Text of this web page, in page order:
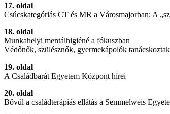
17. oldal
Csúcskategóriás CT és MR a Városmajorban; A
18. oldal
Munkahelyi mentálhigiéné a fókuszban
Védőnők, szülésznők, gyermekápolók
19. oldal
A Családbarát Egyetem Központ hírei
20. oldal
Bővül a családterápiás ellátás a Semmelweis